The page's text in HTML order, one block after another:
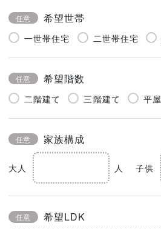
任意 希望世帯
一世帯住宅 二世帯住宅
任意 希望階数
二階建て 三階建て 平屋
任意 家族構成
大人 人 子供
任意 希望LDK